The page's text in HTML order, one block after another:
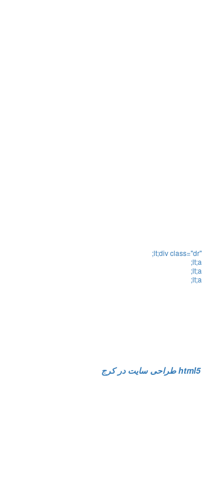
lt;divclass="dr"
;
lt;a
;
lt;a
;
lt;a
;
طراحی سایت در کرج